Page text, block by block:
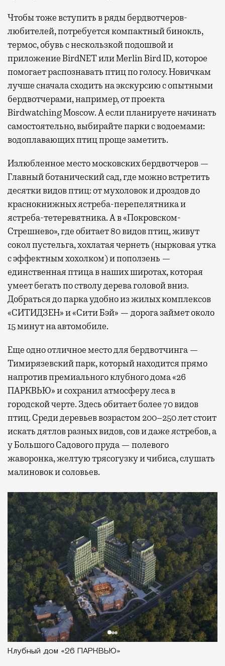
Чтобы тоже вступить в ряды бердвотчеров-
любителей, потребуется компактный бинокль,
термос, обувь с нескользкой подошвой и
приложение BirdNET или Merlin Bird ID, которое
помогает распознавать птиц по голосу. Новичкам
лучше сначала сходить на экскурсию с опытными
бердвотчерами, например, от проекта
Birdwatching Moscow. А если планируете начинать
самостоятельно, выбирайте парки с водоемами:
водоплавающих птиц проще заметить.
Излюбленное место московских бердвотчеров —
Главный ботанический сад, где можно встретить
десятки видов птиц: от мухоловок и дроздов до
краснокнижных ястреба-перепелятника и
ястреба-тетеревятника. А в «Покровском-
Стрешнево», где обитает 80 видов птиц, живут
сокол пустельга, хохлатая чернеть (нырковая утка
с эффектным хохолком) и поползень —
единственная птица в наших широтах, которая
умеет бегать по стволу дерева головой вниз.
Добраться до парка удобно из жилых комплексов
«СИТИДЗЕН» и «Сити Бэй» — дорога займет около
15 минут на автомобиле.
Еще одно отличное место для бердвотчинга —
Тимирязевский парк, который находится прямо
напротив премиального клубного дома «26
ПАРКВЬЮ» и сохранил атмосферу леса в
городской черте. Здесь обитает более 70 видов
птиц. Среди деревьев возрастом 200–250 лет стоит
искать дятлов разных видов, сов и даже ястребов, а
у Большого Садового пруда — полевого
жаворонка, желтую трясогузку и чибиса, слушать
малиновок и соловьев.
Клубный дом «26 ПАРКВЬЮ»